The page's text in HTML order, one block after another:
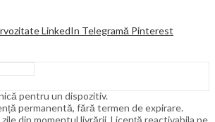
LinkedIn Telegramă Pinterest
pentru un dispozitiv.
permanentă, fără termen de expirare.
din momentul livrării. Licență reactivabila pe